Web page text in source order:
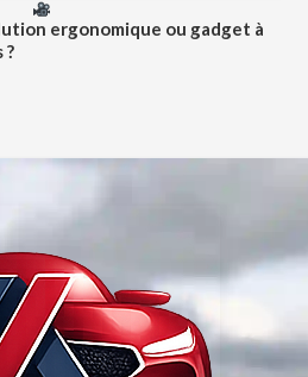
ergonomique ou gadget à
?